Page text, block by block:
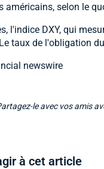
américains, selon le
l'indice DXY, qui
taux de l'obligation
newswire
le avec vos amis
à cet article